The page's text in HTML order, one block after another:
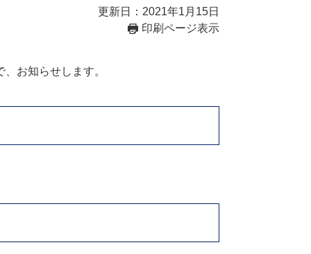
更新日：2021年1月15日
印刷ページ表示
お知らせします。